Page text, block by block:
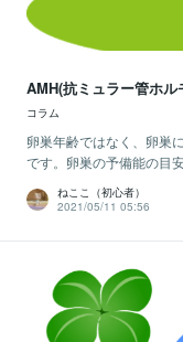
AMH(抗ミュラー管ホル
コラム
卵巣年齢ではなく、卵巣
です。卵巣の予備能の目
ねここ（初心者）
2021/05/11 05:56